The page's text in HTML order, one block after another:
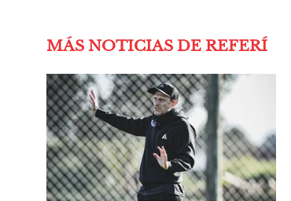
MÁS NOTICIAS DE REFERÍ